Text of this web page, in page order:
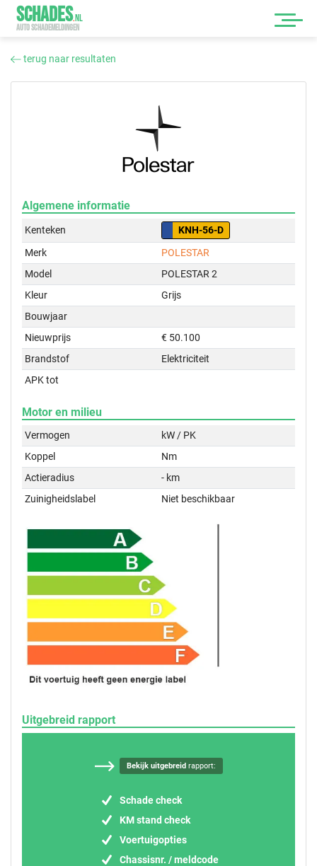
SCHADES.NL
AUTO SCHADEMELDINGEN
terug naar resultaten
Algemene informatie
Kenteken
KNH-56-D
Merk
POLESTAR
Model
POLESTAR 2
Kleur
Grijs
Bouwjaar
Nieuwprijs
€ 50.100
Brandstof
Elektriciteit
APK tot
Motor en milieu
Vermogen
kW / PK
Koppel
Nm
Actieradius
- km
Zuinigheidslabel
Niet beschikbaar
Uitgebreid rapport
Bekijk uitgebreidrapport:
Schade check
KM stand check
Voertuigopties
Chassisnr. / meldcode